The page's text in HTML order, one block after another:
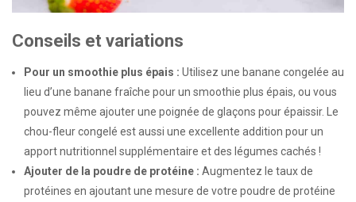
Conseils et variations
Pour un smoothie plus épais : Utilisez une banane congelée au
lieu d’une banane fraîche pour un smoothie plus épais, ou vous
pouvez même ajouter une poignée de glaçons pour épaissir. Le
chou-fleur congelé est aussi une excellente addition pour un
apport nutritionnel supplémentaire et des légumes cachés !
Ajouter de la poudre de protéine : Augmentez le taux de
protéines en ajoutant une mesure de votre poudre de protéine